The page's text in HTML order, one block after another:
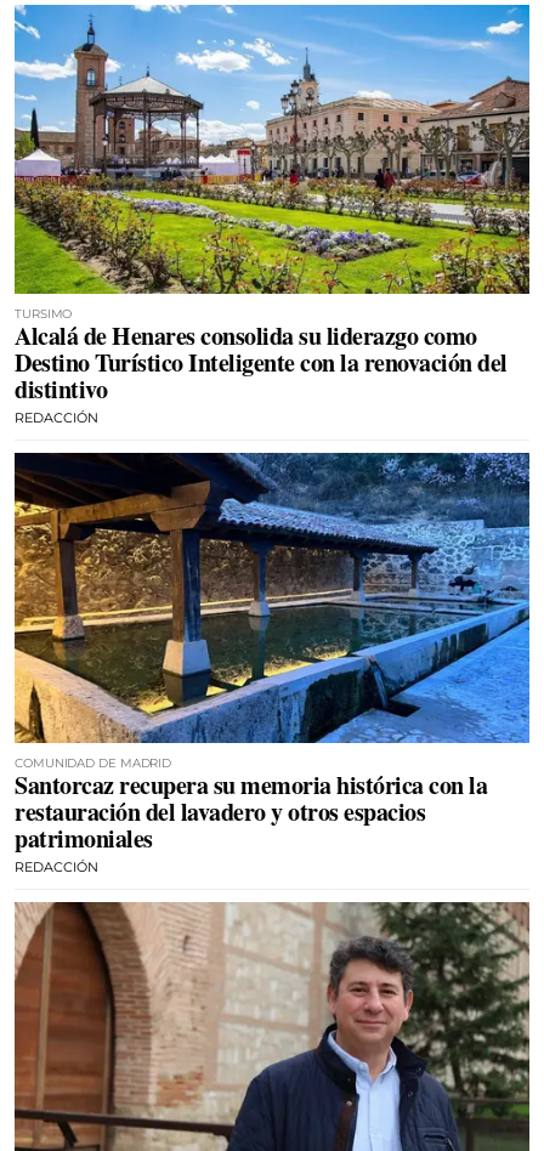
TURSIMO
Alcalá de Henares consolida su liderazgo como
Destino Turístico Inteligente con la renovación del
distintivo
REDACCIÓN
COMUNIDAD DE MADRID
Santorcaz recupera su memoria histórica con la
restauración del lavadero y otros espacios
patrimoniales
REDACCIÓN